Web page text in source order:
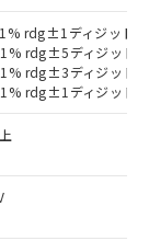
rdg±1ディジット
rdg±5ディジット
rdg±3ディジット
rdg±1ディジット
）の
品で
非含